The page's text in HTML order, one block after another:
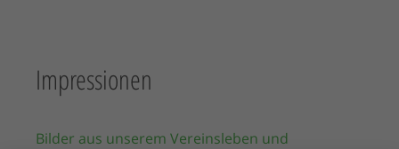
Impressionen
Bilder aus unserem Vereinsleben und